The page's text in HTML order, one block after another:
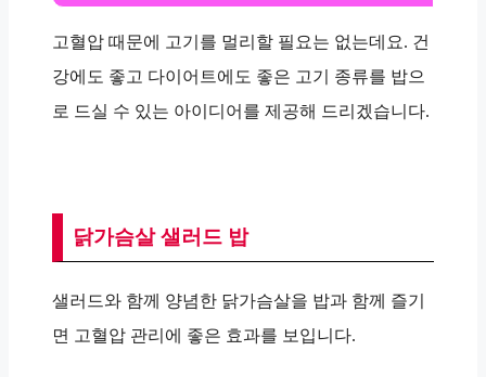
고혈압 때문에 고기를 멀리할 필요는 없는데요. 건
강에도 좋고 다이어트에도 좋은 고기 종류를 밥으
로 드실 수 있는 아이디어를 제공해 드리겠습니다.
닭가슴살 샐러드 밥
샐러드와 함께 양념한 닭가슴살을 밥과 함께 즐기
면 고혈압 관리에 좋은 효과를 보입니다.